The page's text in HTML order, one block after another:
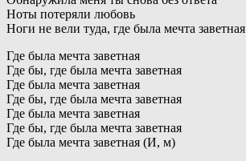
Ноты потеряли любовь
Ноги не вели туда, где была мечта заветная
Где была мечта заветная
Где бы, где была мечта заветная
Где была мечта заветная
Где бы, где была мечта заветная
Где была мечта заветная
Где бы, где была мечта заветная
Где была мечта заветная (И, м)